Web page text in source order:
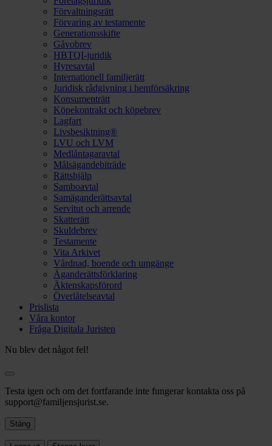
Förvaltningsrätt
Förvaring av testamente
Generationsskifte
Gåvobrev
HBTQI-juridik
Hyresavtal
Internationell familjerätt
Juridisk rådgivning i hemförsäkring
Konsumenträtt
Köpekontrakt och köpebrev
Lagfart
Livsbesiktning®
LVU och LVM
Medlåntagaravtal
Målsägandebiträde
Rättshjälp
Samboavtal
Samäganderättsavtal
Servitut och arrende
Skatterätt
Skuldebrev
Testamente
Vita Arkivet
Vårdnad, boende och umgänge
Äganderättsförklaring
Äktenskapsförord
Överlåtelseavtal
Prislista
Våra kontor
Fråga Digitala Juristen
Nu blev det något fel!
Testa igen och om det fortfarande inte fungerar kontakta oss på
support@familjensjurist.se.
Stäng